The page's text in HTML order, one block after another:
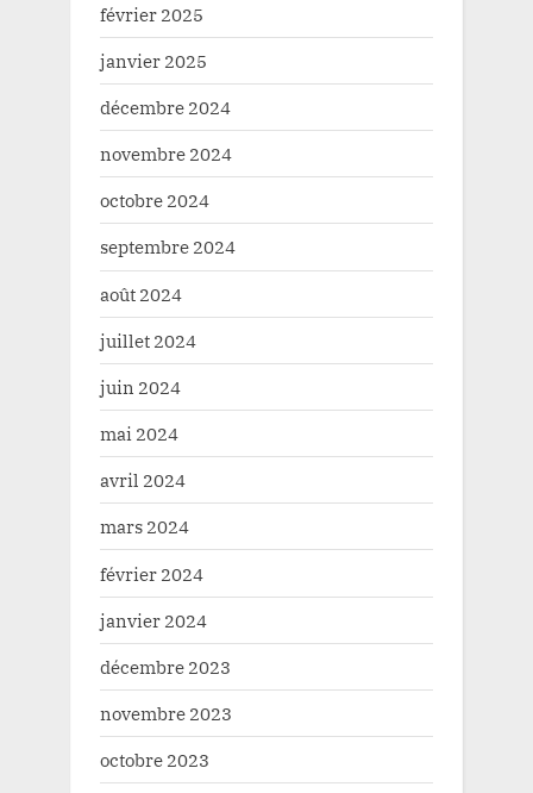
février 2025
janvier 2025
décembre 2024
novembre 2024
octobre 2024
septembre 2024
août 2024
juillet 2024
juin 2024
mai 2024
avril 2024
mars 2024
février 2024
janvier 2024
décembre 2023
novembre 2023
octobre 2023